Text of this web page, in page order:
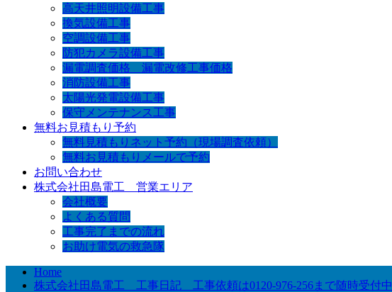
高天井照明設備工事
換気設備工事
空調設備工事
防犯カメラ設備工事
漏電調査価格 漏電改修工事価格
消防設備工事
太陽光発電設備工事
保守メンテナンス工事
無料お見積もり予約
無料見積もりネット予約（現場調査依頼）
無料お見積もりメールで予約
お問い合わせ
株式会社田島電工 営業エリア
会社概要
よくある質問
工事完了までの流れ
お助け電気の救急隊
Home
株式会社田島電工 工事日記 工事依頼は0120-976-256まで随時受付中